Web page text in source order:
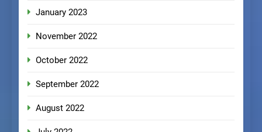
January 2023
November 2022
October 2022
September 2022
August 2022